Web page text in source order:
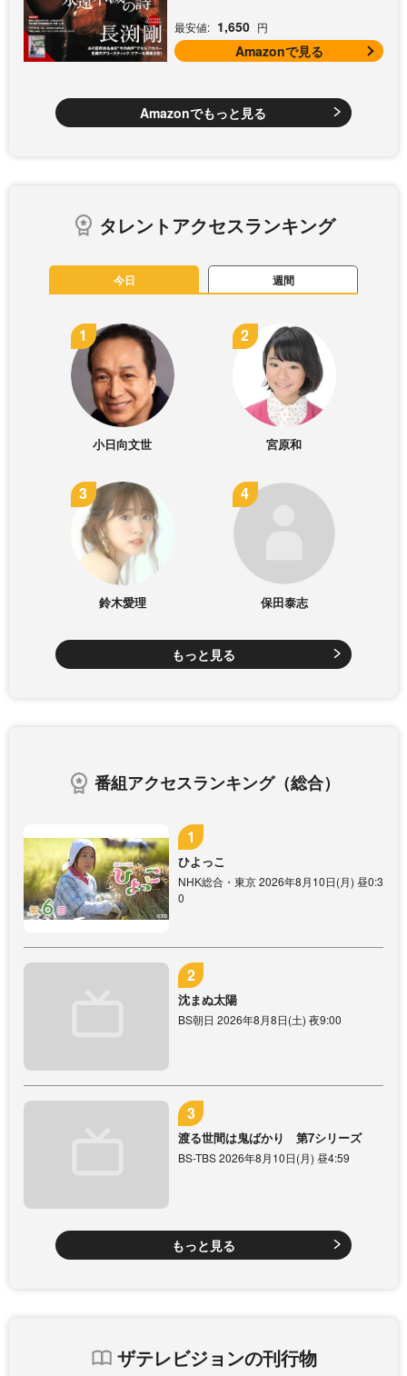
最安値: 1,650 円
Amazonで見る
Amazonでもっと見る
タレントアクセスランキング
今日 週間
小日向文世 宮原和
鈴木愛理 保田泰志
もっと見る
番組アクセスランキング（総合）
ひよっこ
NHK総合・東京 2026年8月10日(月) 昼0:3
0
沈まぬ太陽
BS朝日 2026年8月8日(土) 夜9:00
渡る世間は鬼ばかり 第7シリーズ
BS-TBS 2026年8月10日(月) 昼4:59
もっと見る
ザテレビジョンの刊行物